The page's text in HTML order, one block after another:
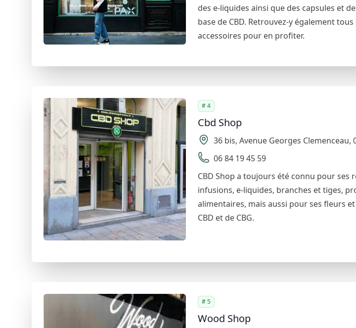
des e-liquides ainsi que des capsules et
base de CBD. Retrouvez-y également tous
accessoires pour en profiter.
# 4
Cbd Shop
36 bis, Avenue Georges Clemenceau,
06 84 19 45 59
CBD Shop a toujours été connu pour ses
infusions, e-liquides, branches et tiges,
alimentaires, mais aussi pour ses fleurs
CBD et de CBG.
# 5
Wood Shop